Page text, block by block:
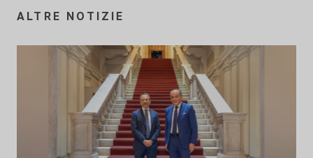
ALTRE NOTIZIE